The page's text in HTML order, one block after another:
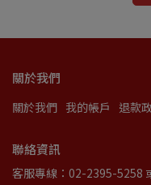
關於我們
關於我們 我的帳戶 退款
聯絡資訊
客服專線：02-2395-5258